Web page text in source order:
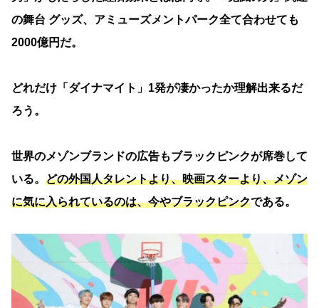
の舞台 グッズ、アミューズメントパーク全て合わせても
2000億円だ。
どれだけ「ダイナマイト」1発が凄かったか理解出来るだ
ろう。
世界のメゾンブランドの広告もブラックピンクが席巻して
いる。 どの外国人タレントより、映画スターより、メゾン
に気に入られているのは、今やブラックピンクである。